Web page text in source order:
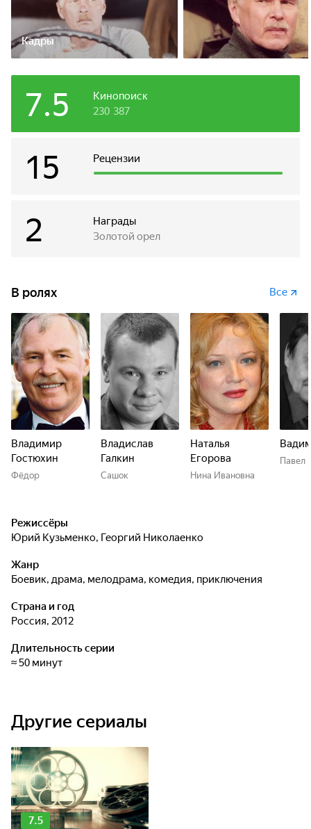
даже до ссор, но всякий раз дальнобойщиков примиряет
дорога и приключения, которые ждут их впереди.
Кадры
Кинопоиск
7.5 230 387
Рецензии
15
Награды
2 Золотой орел
В ролях Все
Владимир
Гостюхин
Фёдор
Владислав
Галкин
Сашок
Наталья
Егорова
Нина Ивановна
Павел
Режиссёры
Юрий Кузьменко, Георгий Николаенко
Жанр
боевик, драма, мелодрама, комедия, приключения
Страна и год
Россия, 2012
Длительность серии
≈ 50 минут
Другие сериалы
7.5